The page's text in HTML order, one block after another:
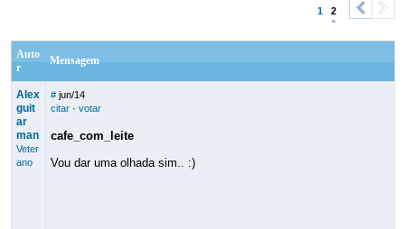
1 2
Auto
r
Mensagem
Alex
guit
ar
man
Veter
ano
# jun/14
citar· votar
cafe_com_leite
Vou dar uma olhada sim.. :)